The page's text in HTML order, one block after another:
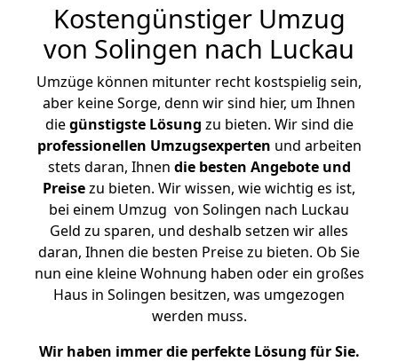
Kostengünstiger Umzug
von Solingen nach Luckau
Umzüge können mitunter recht kostspielig sein,
aber keine Sorge, denn wir sind hier, um Ihnen
diegünstigste Lösung zu bieten. Wir sind die
professionellen Umzugsexperten und arbeiten
stets daran, Ihnen die besten Angebote und
Preisezu bieten. Wir wissen, wie wichtig es ist,
bei einem Umzug von Solingen nach Luckau
Geld zu sparen, und deshalb setzen wir alles
daran, Ihnen die besten Preise zu bieten. Ob Sie
nun eine kleine Wohnung haben oder ein großes
Haus in Solingen besitzen, was umgezogen
werden muss.
Wir haben immer die perfekte Lösung für Sie.